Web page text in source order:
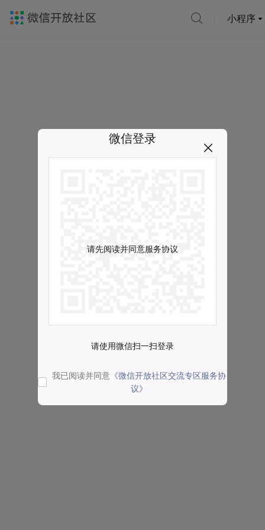
小程序
微信登录
请先阅读并同意服务协议
请使用微信扫一扫登录
我已阅读并同意 《微信开放社区交流专区服务协
议》